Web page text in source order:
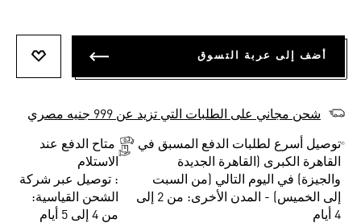
أضف إلى عربة التسوق
شحن مجاني على الطلبات التي تزيد عن 999 جنيه مصري
توصيل أسرع لطلبات الدفع المسبق في
القاهرة الكبرى (القاهرة الجديدة
والجيزة) في اليوم التالي (من السبت
إلى الخميس) - المدن الأخرى: من 2 إلى
4 أيام
متاح الدفع عند
الاستلام
: توصيل عبر شركة
الشحن القياسية:
من 4 إلى 5 أيام